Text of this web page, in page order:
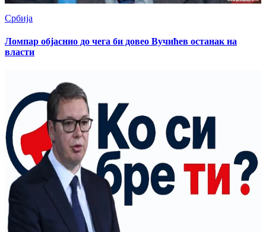
Србија
Ломпар објаснио до чега би довео Вучићев останак на
власти